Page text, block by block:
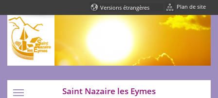
Plan de site
Powered by
Translate
Toggle
Saint Nazaire les Eymes